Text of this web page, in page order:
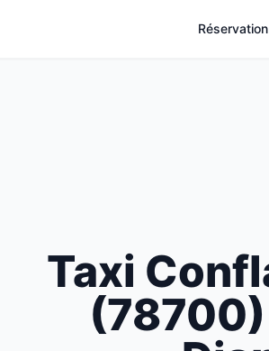
Réservation
Taxi
(78700